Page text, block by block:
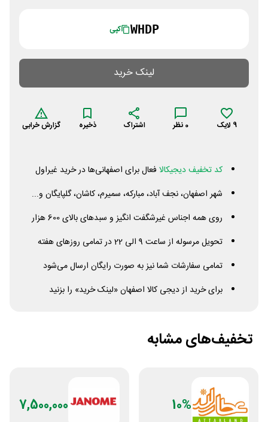
WHDP کپی
لینک خرید
9 لایک 0 نظر اشتراک ذخیره گزارش خرابی
کد تخفیف دیجیکالا فعال برای اصفهانی‌ها در خرید غیراول
شهر اصفهان، نجف آباد، مبارکه، سمیرم، کاشان، گلپایگان و...
روی همه اجناس غیرشگفت انگیز و سبدهای بالای 600 هزار
تحویل مرسوله از ساعت 9 الی 22 در تمامی روزهای هفته
تمامی سفارشات شما نیز به صورت رایگان ارسال می‌شود
برای خرید از دیجی کالا اصفهان «لینک خرید» را بزنید
تخفیف‌های مشابه
10%
7,500,000